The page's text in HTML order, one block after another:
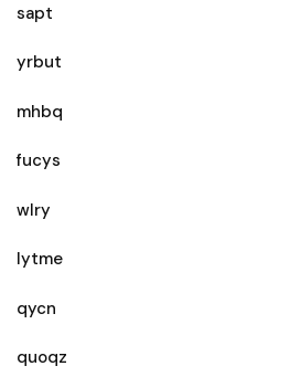
sapt
yrbut
mhbq
fucys
wlry
lytme
qycn
quoqz